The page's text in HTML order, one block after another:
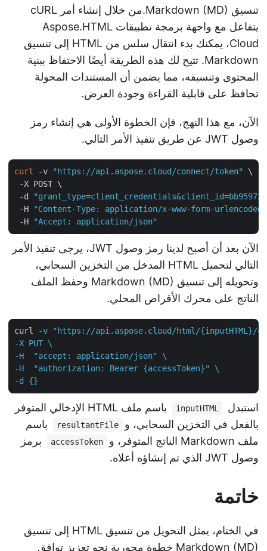
تنسيق Markdown (MD).من خلال إنشاء أمر cURL
يتفاعل مع واجهة برمجة تطبيقات Aspose.HTML
Cloud، يمكنك بدء انتقال سلس من HTML إلى تنسيق
Markdown. تتيح لك هذه الطريقة أيضًا الاحتفاظ ببنية
المحتوى وتنسيقه، مما يضمن أن المستندات المحولة
تحافظ على قابلية القراءة وجودة العرض.
الآن، مع هذا النهج، فإن الخطوة الأولى هي إنشاء رمز
وصول JWT عن طريق تنفيذ الأمر التالي.
curl -v "https://api.aspose.cloud/connect/token" \
-X POST \
-d
-H "Content-Type: application/x-www-form-
-H "Accept: application/json"
الآن بعد أن أصبح لدينا رمز وصول JWT، يرجى تنفيذ الأمر
التالي لتحميل HTML المدخل من التخزين السحابي،
وتحويله إلى تنسيق Markdown (MD) وحفظ الملف
الناتج على محرك الأقراص المحلي.
curl
-v "https://api.aspose.cloud/html/{inputHTML}/
-X PUT \
-H  "accept: application/json" \
-H  "authorization: Bearer {accessToken}" \
-d {}
استبدل inputHTML
باسم ملف HTML الإدخالي المتوفر
بالفعل في التخزين السحابي، و
resultantFile
باسم
ملف Markdown الناتج المتوفر، و
accessToken
برمز
وصول JWT الذي تم إنشاؤه أعلاه.
خاتمة
في الختام، يمثل التحويل من تنسيق HTML إلى تنسيق
Markdown (MD) خطوة محورية نحو تعزيز توافق